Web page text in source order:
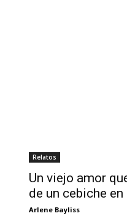
Relatos
Un viejo amor
de un cebiche en
Arlene Bayliss